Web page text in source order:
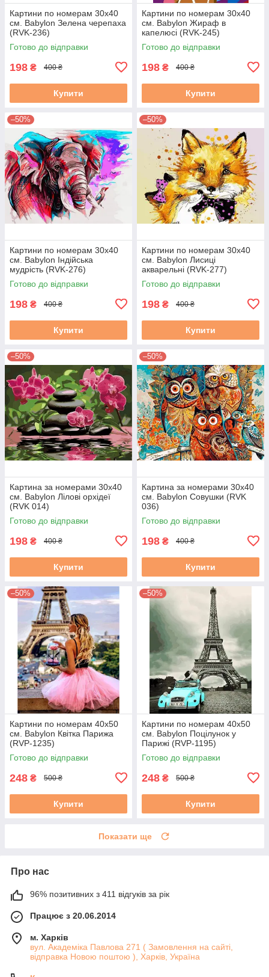
Картини по номерам 30х40
см. Babylon Зелена черепаха
(RVK-236)
Готово до відправки
198 ₴ 400 ₴
Купити
Картини по номерам 30х40
см. Babylon Жираф в
капелюсі (RVK-245)
Готово до відправки
198 ₴ 400 ₴
Купити
–50%
Картини по номерам 30х40
см. Babylon Індійська
мудрість (RVK-276)
Готово до відправки
198 ₴ 400 ₴
Купити
–50%
Картини по номерам 30х40
см. Babylon Лисиці
акварельні (RVK-277)
Готово до відправки
198 ₴ 400 ₴
Купити
–50%
Картина за номерами 30х40
см. Babylon Лілові орхідеї
(RVK 014)
Готово до відправки
198 ₴ 400 ₴
Купити
–50%
Картина за номерами 30х40
см. Babylon Совушки (RVK
036)
Готово до відправки
198 ₴ 400 ₴
Купити
–50%
Картини по номерам 40х50
см. Babylon Квітка Парижа
(RVP-1235)
Готово до відправки
248 ₴ 500 ₴
Купити
–50%
Картини по номерам 40х50
см. Babylon Поцілунок у
Парижі (RVP-1195)
Готово до відправки
248 ₴ 500 ₴
Купити
Показати ще
Про нас
96% позитивних з 411 відгуків за рік
Працює з 20.06.2014
м. Харків
вул. Академіка Павлова 271 ( Замовлення на сайті,
відправка Новою поштою ), Харків, Україна